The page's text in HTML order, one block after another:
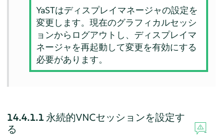
YaSTはディスプレイマネージャの設定を
変更します。現在のグラフィカルセッシ
ョンからログアウトし、ディスプレイマ
ネージャを再起動して変更を有効にする
必要があります。
14.4.1.1永続的VNCセッションを設定す
る